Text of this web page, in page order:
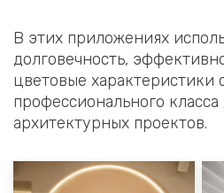
В этих приложениях
долговечность,
цветовые характеристики
профессионального
архитектурных проектов.